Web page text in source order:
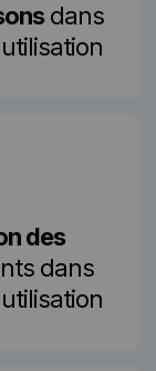
dans
des
dans